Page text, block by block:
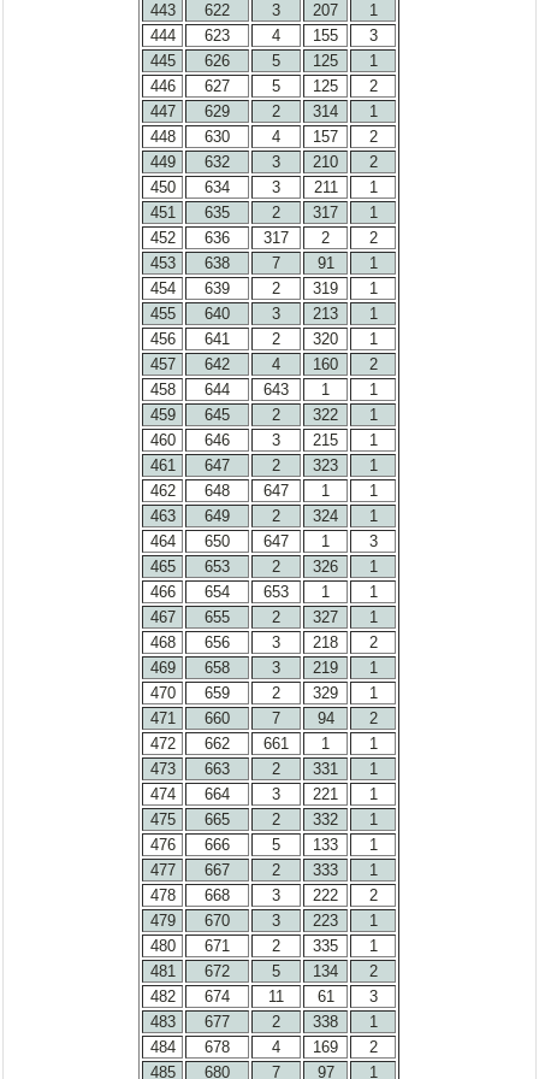
443 622 3 207
1
444
623 4 155
3
445
626 5 125
1
446
627 5 125
2
447
629 2 314
1
448
630 4 157
2
449
632 3 210
2
450
634 3 211
1
451
635 2 317
1
452
636 317 2
2
453
638 7 91
1
454
639 2 319
1
455
640 3 213
1
456
641 2 320
1
457
642 4 160
2
458
644 643 1
1
459
645 2 322
1
460
646 3 215
1
461
647 2 323
1
462
648 647 1
1
463
649 2 324
1
464
650 647 1
3
465
653 2 326
1
466
654 653 1
1
467
655 2 327
1
468
656 3 218
2
469
658 3 219
1
470
659 2 329
1
471
660 7 94
2
472
662 661 1
1
473
663 2 331
1
474
664 3 221
1
475
665 2 332
1
476
666 5 133
1
477
667 2 333
1
478
668 3 222
2
479
670 3 223
1
480
671 2 335
1
481
672 5 134
2
482
674 11 61
3
483
677 2 338
1
484
678 4 169
2
485
680 7 97 1